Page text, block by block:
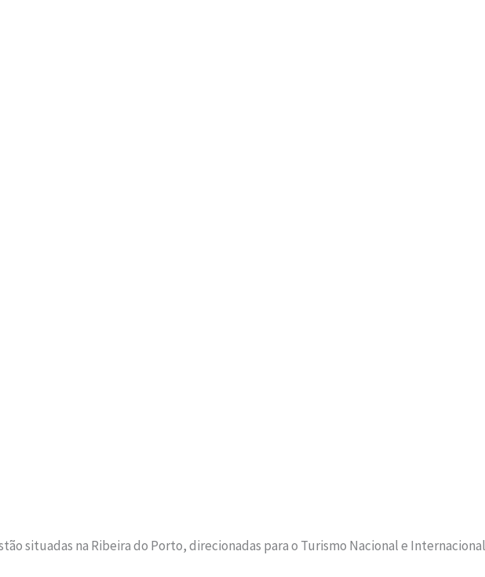
situadas na Ribeira do Porto, direcionadas para o Turismo Nacional e